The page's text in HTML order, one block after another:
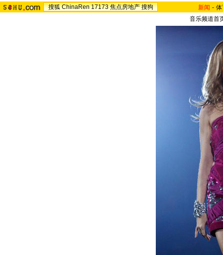
搜狐 ChinaRen 17173 焦点房地产 搜狗 新闻 -
音乐频道首